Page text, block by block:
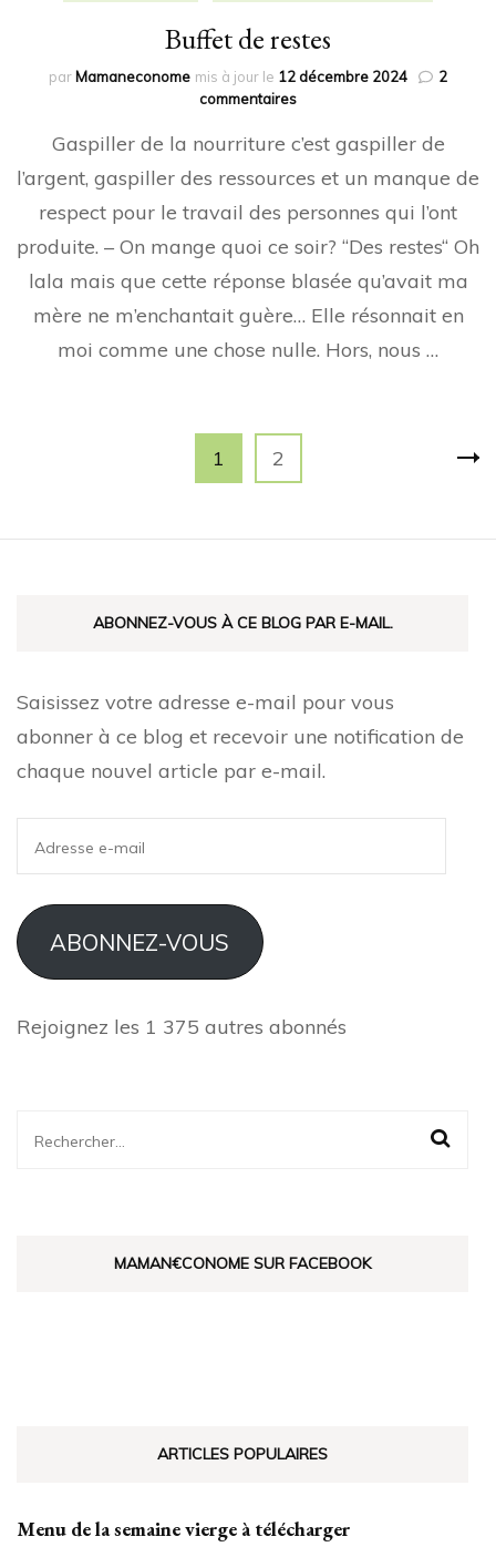
Buffet de restes
par Mamaneconome mis à jour le 12 décembre 2024
2
commentairessur
de
Gaspiller de la nourriture c’est gaspiller de
l’argent, gaspiller des ressources et un manque de
respect pour le travail des personnes qui l’ont
produite. – On mange quoi ce soir? “Des restes“ Oh
lala mais que cette réponse blasée qu’avait ma
mère ne m’enchantait guère… Elle résonnait en
moi comme une chose nulle. Hors, nous …
Page
1 Page
2
ABONNEZ-VOUS À CE BLOG PAR E-MAIL.
Saisissez votre adresse e-mail pour vous
abonner à ce blog et recevoir une notification de
chaque nouvel article par e-mail.
e-
mail
ABONNEZ-VOUS
Rejoignez les 1 375 autres abonnés
Rechercher :
MAMAN€CONOME SUR FACEBOOK
ARTICLES POPULAIRES
Menu de la semaine vierge à télécharger